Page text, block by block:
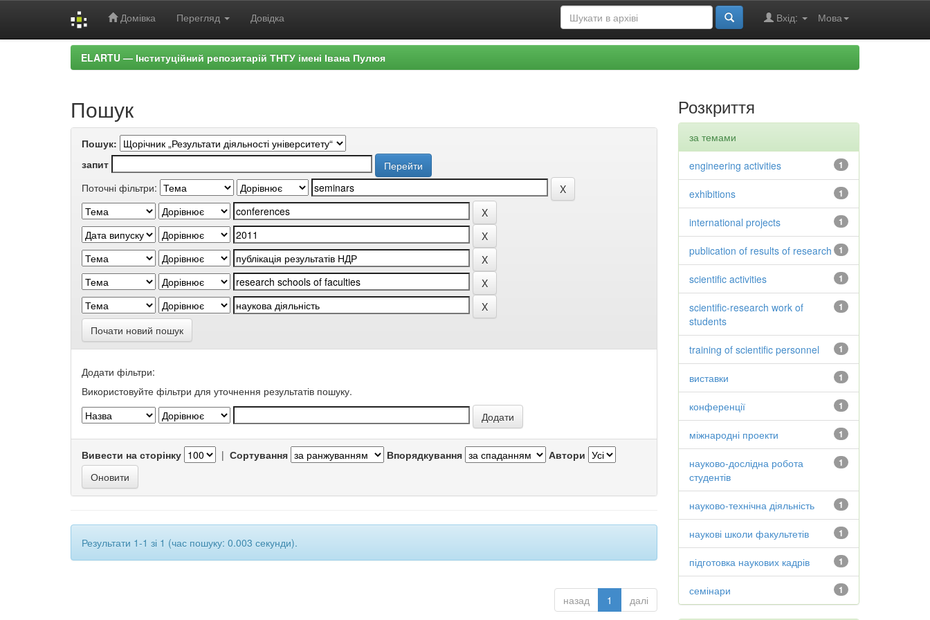
Домівка Перегляд Довідка Мова
Вхід:
ELARTU — Інституційний репозитарій ТНТУ імені Івана Пулюя
Пошук
Пошук:
запит
Поточні фільтри:
Почати новий пошук
Додати фільтри:
Використовуйте фільтри для уточнення результатів пошуку.
Вивести на сторінку | Сортування Впорядкування Автори
Результати 1-1 зі 1 (час пошуку: 0.003 секунди).
назад 1 далі
Розкриття
за темами
1
engineering activities
1
exhibitions
1
international projects
1
publication of results of research
1
scientific activities
1
scientific-research work of
students
1
training of scientific personnel
1
виставки
1
конференції
1
міжнародні проекти
1
науково-дослідна робота
студентів
1
науково-технічна діяльність
1
наукові школи факультетів
1
підготовка наукових кадрів
1
семінари